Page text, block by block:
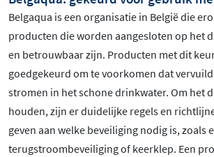
Belgaqua is een organisatie in België die
producten die worden aangesloten op het
en betrouwbaar zijn. Producten met dit
goedgekeurd om te voorkomen dat
stromen in het schone drinkwater. Om het
houden, zijn er duidelijke regels en
geven aan welke beveiliging nodig is, zoals
terugstroombeveiliging of keerklep. Een